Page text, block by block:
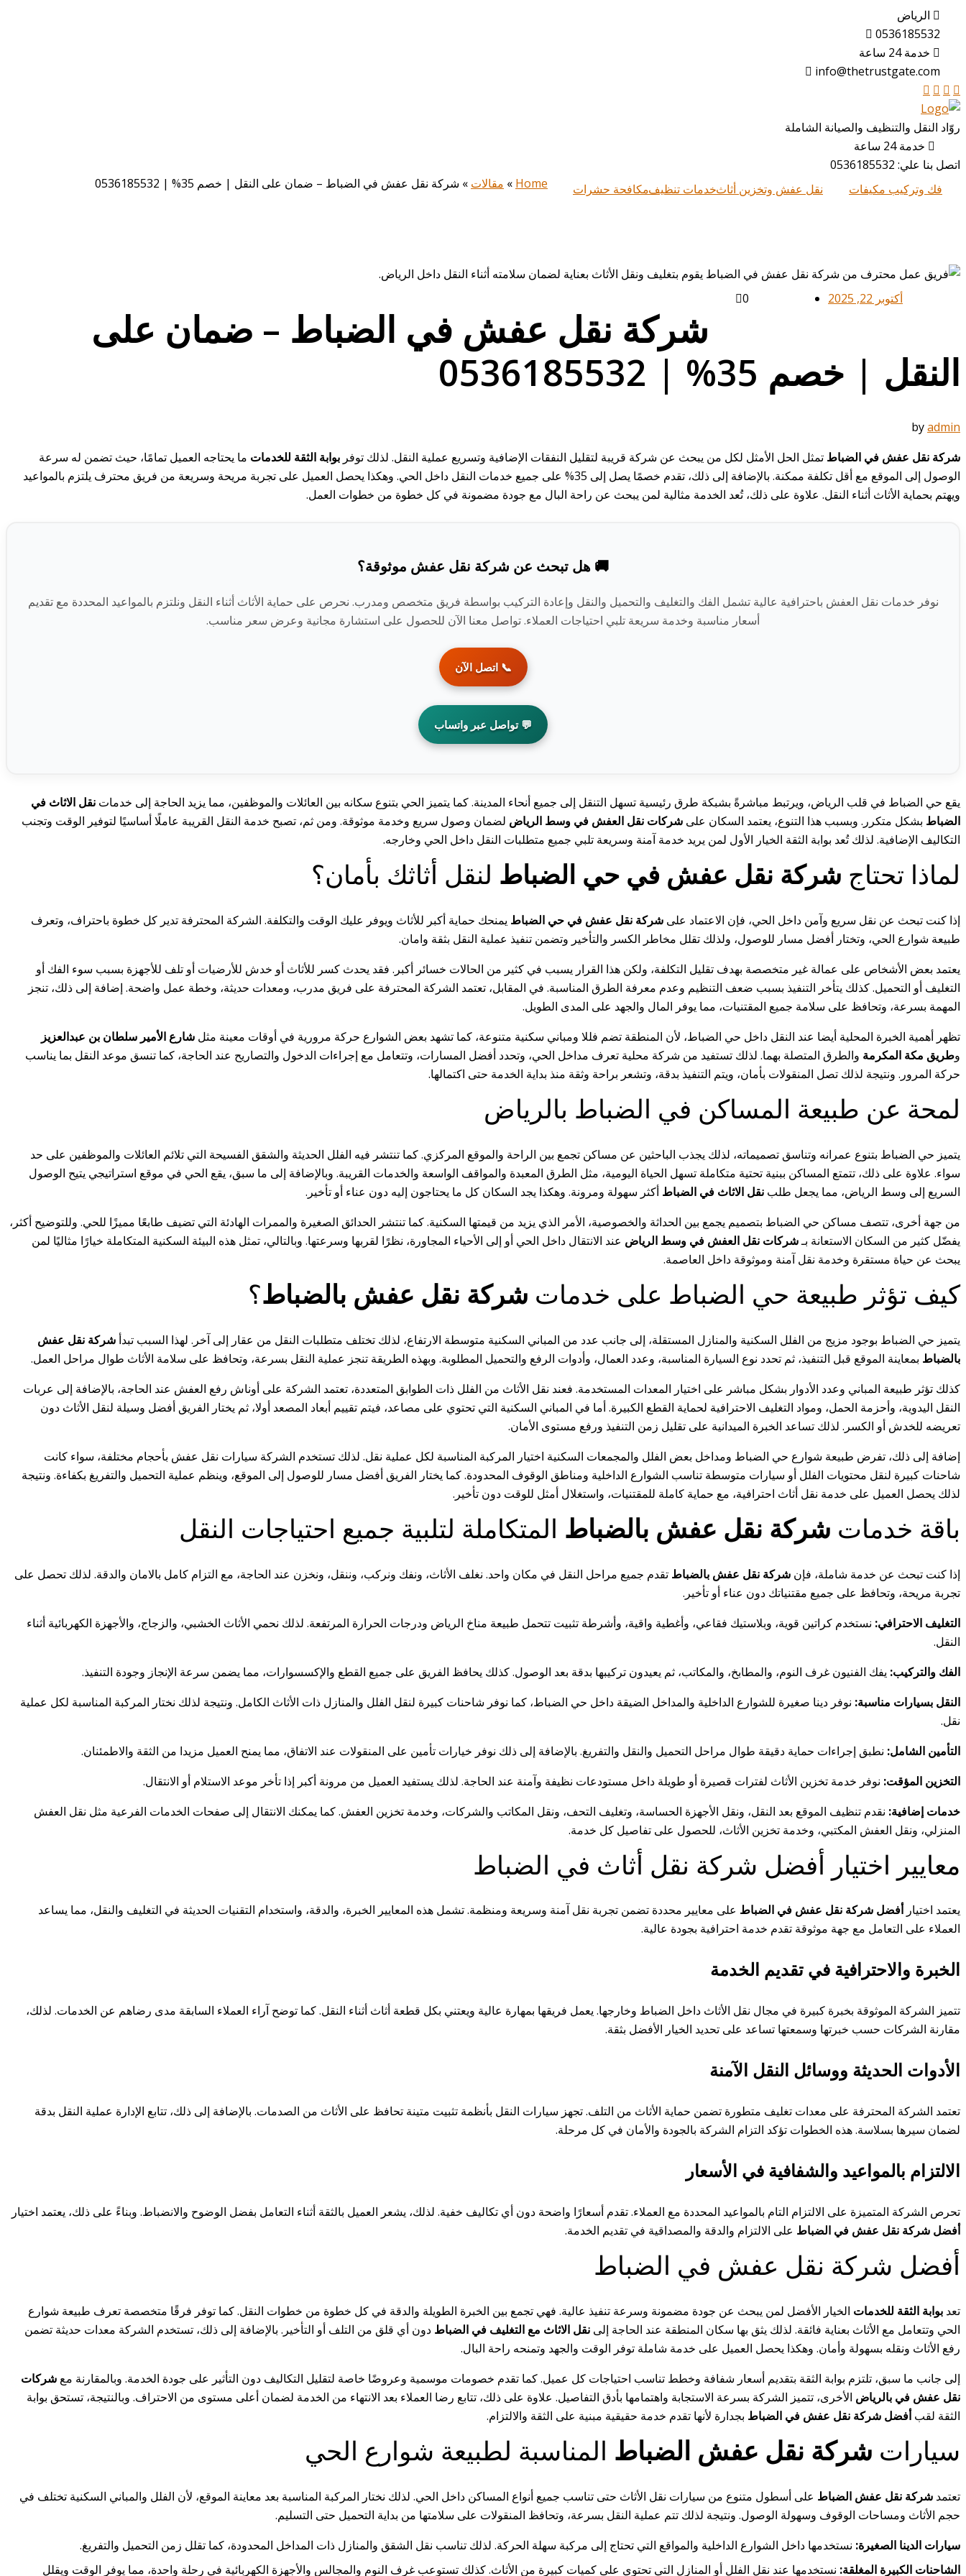
الرياض
0536185532
خدمة 24 ساعة
info@thetrustgate.com
روّاد النقل والتنظيف والصيانة الشاملة
خدمة 24 ساعة
اتصل بنا علي: 0536185532
فك وتركيب مكيفات
نقل عفش وتخزين أثاثخدمات تنظيفمكافحة حشرات Home
» مقالات » شركة نقل عفش في الضباط – ضمان على النقل | خصم 35% | 0536185532
أكتوبر 22, 2025 0
شركة نقل عفش في الضباط – ضمان على
النقل | خصم 35% | 0536185532
byadmin
شركة نقل عفش في الضباط تمثل الحل الأمثل لكل من يبحث عن شركة قريبة لتقليل النفقات الإضافية وتسريع عملية النقل. لذلك توفر بوابة الثقة للخدمات ما يحتاجه العميل تمامًا، حيث تضمن له سرعة
الوصول إلى الموقع مع أقل تكلفة ممكنة. بالإضافة إلى ذلك، تقدم خصمًا يصل إلى 35% على جميع خدمات النقل داخل الحي. وهكذا يحصل العميل على تجربة مريحة وسريعة من فريق محترف يلتزم بالمواعيد
ويهتم بحماية الأثاث أثناء النقل. علاوة على ذلك، تُعد الخدمة مثالية لمن يبحث عن راحة البال مع جودة مضمونة في كل خطوة من خطوات العمل.
🚚 هل تبحث عن شركة نقل عفش موثوقة؟
نوفر خدمات نقل العفش باحترافية عالية تشمل الفك والتغليف والتحميل والنقل وإعادة التركيب بواسطة فريق متخصص ومدرب. نحرص على حماية الأثاث أثناء النقل ونلتزم بالمواعيد المحددة مع تقديم
أسعار مناسبة وخدمة سريعة تلبي احتياجات العملاء. تواصل معنا الآن للحصول على استشارة مجانية وعرض سعر مناسب.
📞 اتصل الآن
💬 تواصل عبر واتساب
يقع حي الضباط في قلب الرياض، ويرتبط مباشرةً بشبكة طرق رئيسية تسهل التنقل إلى جميع أنحاء المدينة. كما يتميز الحي بتنوع سكانه بين العائلات والموظفين، مما يزيد الحاجة إلى خدمات نقل الاثاث في
الضباط بشكل متكرر. وبسبب هذا التنوع، يعتمد السكان على شركات نقل العفش في وسط الرياض لضمان وصول سريع وخدمة موثوقة. ومن ثم، تصبح خدمة النقل القريبة عاملًا أساسيًا لتوفير الوقت وتجنب
التكاليف الإضافية. لذلك تُعد بوابة الثقة الخيار الأول لمن يريد خدمة آمنة وسريعة تلبي جميع متطلبات النقل داخل الحي وخارجه.
لماذا تحتاج شركة نقل عفش في حي الضباط لنقل أثاثك بأمان؟
إذا كنت تبحث عن نقل سريع وآمن داخل الحي، فإن الاعتماد على شركة نقل عفش في حي الضباط يمنحك حماية أكبر للأثاث ويوفر عليك الوقت والتكلفة. الشركة المحترفة تدير كل خطوة باحتراف، وتعرف
طبيعة شوارع الحي، وتختار أفضل مسار للوصول، ولذلك تقلل مخاطر الكسر والتأخير وتضمن تنفيذ عملية النقل بثقة وامان.
يعتمد بعض الأشخاص على عمالة غير متخصصة بهدف تقليل التكلفة، ولكن هذا القرار يسبب في كثير من الحالات خسائر أكبر. فقد يحدث كسر للأثاث أو خدش للأرضيات أو تلف للأجهزة بسبب سوء الفك أو
التغليف أو التحميل. كذلك يتأخر التنفيذ بسبب ضعف التنظيم وعدم معرفة الطرق المناسبة. في المقابل، تعتمد الشركة المحترفة على فريق مدرب، ومعدات حديثة، وخطة عمل واضحة. إضافة إلى ذلك، تنجز
المهمة بسرعة، وتحافظ على سلامة جميع المقتنيات، مما يوفر المال والجهد على المدى الطويل.
تظهر أهمية الخبرة المحلية أيضا عند النقل داخل حي الضباط، لأن المنطقة تضم فللا ومباني سكنية متنوعة، كما تشهد بعض الشوارع حركة مرورية في أوقات معينة مثل شارع الأمير سلطان بن عبدالعزيز
وطريق مكة المكرمة والطرق المتصلة بهما. لذلك تستفيد من شركة محلية تعرف مداخل الحي، وتحدد أفضل المسارات، وتتعامل مع إجراءات الدخول والتصاريح عند الحاجة، كما تنسق موعد النقل بما يناسب
حركة المرور. ونتيجة لذلك تصل المنقولات بأمان، ويتم التنفيذ بدقة، وتشعر براحة وثقة منذ بداية الخدمة حتى اكتمالها.
لمحة عن طبيعة المساكن في الضباط بالرياض
يتميز حي الضباط بتنوع عمرانه وتناسق تصميماته، لذلك يجذب الباحثين عن مساكن تجمع بين الراحة والموقع المركزي. كما تنتشر فيه الفلل الحديثة والشقق الفسيحة التي تلائم العائلات والموظفين على حد
سواء. علاوة على ذلك، تتمتع المساكن ببنية تحتية متكاملة تسهل الحياة اليومية، مثل الطرق المعبدة والمواقف الواسعة والخدمات القريبة. وبالإضافة إلى ما سبق، يقع الحي في موقع استراتيجي يتيح الوصول
السريع إلى وسط الرياض، مما يجعل طلب نقل الاثاث في الضباط أكثر سهولة ومرونة. وهكذا يجد السكان كل ما يحتاجون إليه دون عناء أو تأخير.
من جهة أخرى، تتصف مساكن حي الضباط بتصميم يجمع بين الحداثة والخصوصية، الأمر الذي يزيد من قيمتها السكنية. كما تنتشر الحدائق الصغيرة والممرات الهادئة التي تضيف طابعًا مميزًا للحي. وللتوضيح أكثر،
يفضّل كثير من السكان الاستعانة بـشركات نقل العفش في وسط الرياض عند الانتقال داخل الحي أو إلى الأحياء المجاورة، نظرًا لقربها وسرعتها. وبالتالي، تمثل هذه البيئة السكنية المتكاملة خيارًا مثاليًا لمن
يبحث عن حياة مستقرة وخدمة نقل آمنة وموثوقة داخل العاصمة.
كيف تؤثر طبيعة حي الضباط على خدمات شركة نقل عفش بالضباط؟
يتميز حي الضباط بوجود مزيج من الفلل السكنية والمنازل المستقلة، إلى جانب عدد من المباني السكنية متوسطة الارتفاع، لذلك تختلف متطلبات النقل من عقار إلى آخر. لهذا السبب تبدأشركة نقل عفش
بالضباط بمعاينة الموقع قبل التنفيذ، ثم تحدد نوع السيارة المناسبة، وعدد العمال، وأدوات الرفع والتحميل المطلوبة. وبهذه الطريقة تنجز عملية النقل بسرعة، وتحافظ على سلامة الأثاث طوال مراحل العمل.
كذلك تؤثر طبيعة المباني وعدد الأدوار بشكل مباشر على اختيار المعدات المستخدمة. فعند نقل الأثاث من الفلل ذات الطوابق المتعددة، تعتمد الشركة على أوناش رفع العفش عند الحاجة، بالإضافة إلى عربات
النقل اليدوية، وأحزمة الحمل، ومواد التغليف الاحترافية لحماية القطع الكبيرة. أما في المباني السكنية التي تحتوي على مصاعد، فيتم تقييم أبعاد المصعد أولا، ثم يختار الفريق أفضل وسيلة لنقل الأثاث دون
تعريضه للخدش أو الكسر. لذلك تساعد الخبرة الميدانية على تقليل زمن التنفيذ ورفع مستوى الأمان.
إضافة إلى ذلك، تفرض طبيعة شوارع حي الضباط ومداخل بعض الفلل والمجمعات السكنية اختيار المركبة المناسبة لكل عملية نقل. لذلك تستخدم الشركة سيارات نقل عفش بأحجام مختلفة، سواء كانت
شاحنات كبيرة لنقل محتويات الفلل أو سيارات متوسطة تناسب الشوارع الداخلية ومناطق الوقوف المحدودة. كما يختار الفريق أفضل مسار للوصول إلى الموقع، وينظم عملية التحميل والتفريغ بكفاءة. ونتيجة
لذلك يحصل العميل على خدمة نقل أثاث احترافية، مع حماية كاملة للمقتنيات، واستغلال أمثل للوقت دون تأخير.
باقة خدمات شركة نقل عفش بالضباط المتكاملة لتلبية جميع احتياجات النقل
إذا كنت تبحث عن خدمة شاملة، فإن شركة نقل عفش بالضباط تقدم جميع مراحل النقل في مكان واحد. نغلف الأثاث، ونفك ونركب، وننقل، ونخزن عند الحاجة، مع التزام كامل بالامان والدقة. لذلك تحصل على
تجربة مريحة، وتحافظ على جميع مقتنياتك دون عناء أو تأخير.
التغليف الاحترافي: نستخدم كراتين قوية، وبلاستيك فقاعي، وأغطية واقية، وأشرطة تثبيت تتحمل طبيعة مناخ الرياض ودرجات الحرارة المرتفعة. لذلك نحمي الأثاث الخشبي، والزجاج، والأجهزة الكهربائية أثناء
النقل.
الفك والتركيب: يفك الفنيون غرف النوم، والمطابخ، والمكاتب، ثم يعيدون تركيبها بدقة بعد الوصول. كذلك يحافظ الفريق على جميع القطع والإكسسوارات، مما يضمن سرعة الإنجاز وجودة التنفيذ.
النقل بسيارات مناسبة: نوفر دينا صغيرة للشوارع الداخلية والمداخل الضيقة داخل حي الضباط، كما نوفر شاحنات كبيرة لنقل الفلل والمنازل ذات الأثاث الكامل. ونتيجة لذلك نختار المركبة المناسبة لكل عملية
نقل.
التأمين الشامل: نطبق إجراءات حماية دقيقة طوال مراحل التحميل والنقل والتفريغ. بالإضافة إلى ذلك نوفر خيارات تأمين على المنقولات عند الاتفاق، مما يمنح العميل مزيدا من الثقة والاطمئنان.
التخزين المؤقت: نوفر خدمة تخزين الأثاث لفترات قصيرة أو طويلة داخل مستودعات نظيفة وآمنة عند الحاجة. لذلك يستفيد العميل من مرونة أكبر إذا تأخر موعد الاستلام أو الانتقال.
خدمات إضافية: نقدم تنظيف الموقع بعد النقل، ونقل الأجهزة الحساسة، وتغليف التحف، ونقل المكاتب والشركات، وخدمة تخزين العفش. كما يمكنك الانتقال إلى صفحات الخدمات الفرعية مثل نقل العفش
المنزلي، ونقل العفش المكتبي، وخدمة تخزين الأثاث، للحصول على تفاصيل كل خدمة.
معايير اختيار أفضل شركة نقل أثاث في الضباط
يعتمد اختيارأفضل شركة نقل عفش في الضباط على معايير محددة تضمن تجربة نقل آمنة وسريعة ومنظمة. تشمل هذه المعايير الخبرة، والدقة، واستخدام التقنيات الحديثة في التغليف والنقل، مما يساعد
العملاء على التعامل مع جهة موثوقة تقدم خدمة احترافية بجودة عالية.
الخبرة والاحترافية في تقديم الخدمة
تتميز الشركة الموثوقة بخبرة كبيرة في مجال نقل الأثاث داخل الضباط وخارجها. يعمل فريقها بمهارة عالية ويعتني بكل قطعة أثاث أثناء النقل. كما توضح آراء العملاء السابقة مدى رضاهم عن الخدمات. لذلك،
مقارنة الشركات حسب خبرتها وسمعتها تساعد على تحديد الخيار الأفضل بثقة.
الأدوات الحديثة ووسائل النقل الآمنة
تعتمد الشركة المحترفة على معدات تغليف متطورة تضمن حماية الأثاث من التلف. تجهز سيارات النقل بأنظمة تثبيت متينة تحافظ على الأثاث من الصدمات. بالإضافة إلى ذلك، تتابع الإدارة عملية النقل بدقة
لضمان سيرها بسلاسة. هذه الخطوات تؤكد التزام الشركة بالجودة والأمان في كل مرحلة.
الالتزام بالمواعيد والشفافية في الأسعار
تحرص الشركة المتميزة على الالتزام التام بالمواعيد المحددة مع العملاء. تقدم أسعارًا واضحة دون أي تكاليف خفية. لذلك، يشعر العميل بالثقة أثناء التعامل بفضل الوضوح والانضباط. وبناءً على ذلك، يعتمد اختيار
أفضل شركة نقل عفش في الضباط على الالتزام والدقة والمصداقية في تقديم الخدمة.
أفضل شركة نقل عفش في الضباط
تعد بوابة الثقة للخدمات الخيار الأفضل لمن يبحث عن جودة مضمونة وسرعة تنفيذ عالية. فهي تجمع بين الخبرة الطويلة والدقة في كل خطوة من خطوات النقل. كما توفر فرقًا متخصصة تعرف طبيعة شوارع
الحي وتتعامل مع الأثاث بعناية فائقة. لذلك يثق بها سكان المنطقة عند الحاجة إلى نقل الاثاث مع التغليف في الضباط دون أي قلق من التلف أو التأخير. بالإضافة إلى ذلك، تستخدم الشركة معدات حديثة تضمن
رفع الأثاث ونقله بسهولة وأمان. وهكذا يحصل العميل على خدمة شاملة توفر الوقت والجهد وتمنحه راحة البال.
إلى جانب ما سبق، تلتزم بوابة الثقة بتقديم أسعار شفافة وخطط تناسب احتياجات كل عميل. كما تقدم خصومات موسمية وعروضًا خاصة لتقليل التكاليف دون التأثير على جودة الخدمة. وبالمقارنة مع شركات
نقل عفش في بالرياض الأخرى، تتميز الشركة بسرعة الاستجابة واهتمامها بأدق التفاصيل. علاوة على ذلك، تتابع رضا العملاء بعد الانتهاء من الخدمة لضمان أعلى مستوى من الاحتراف. وبالنتيجة، تستحق بوابة
الثقة لقبأفضل شركة نقل عفش في الضباط بجدارة لأنها تقدم خدمة حقيقية مبنية على الثقة والالتزام.
سيارات شركة نقل عفش الضباط المناسبة لطبيعة شوارع الحي
تعتمد شركة نقل عفش الضباط على أسطول متنوع من سيارات نقل الأثاث حتى تناسب جميع أنواع المساكن داخل الحي. لذلك نختار المركبة المناسبة بعد معاينة الموقع، لأن الفلل والمباني السكنية تختلف في
حجم الأثاث ومساحات الوقوف وسهولة الوصول. ونتيجة لذلك تتم عملية النقل بسرعة، وتحافظ المنقولات على سلامتها من بداية التحميل حتى التسليم.
سيارات الدينا الصغيرة: نستخدمها داخل الشوارع الداخلية والمواقع التي تحتاج إلى مركبة سهلة الحركة. لذلك تناسب نقل الشقق والمنازل ذات المداخل المحدودة، كما تقلل زمن التحميل والتفريغ.
الشاحنات الكبيرة المغلقة: نستخدمها عند نقل الفلل أو المنازل التي تحتوي على كميات كبيرة من الأثاث. كذلك تستوعب غرف النوم والمجالس والأجهزة الكهربائية في رحلة واحدة، مما يوفر الوقت ويقلل